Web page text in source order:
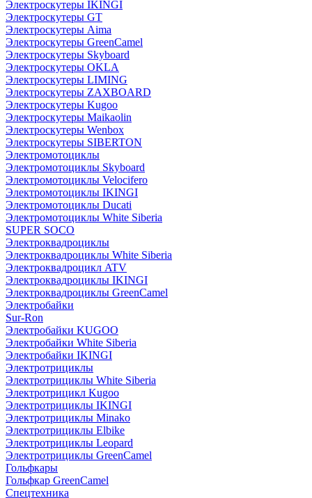
Электроскутеры IKINGI
Электроскутеры GT
Электроскутеры Aima
Электроскутеры GreenCamel
Электроскутеры Skyboard
Электроскутеры OKLA
Электроскутеры LIMING
Электроскутеры ZAXBOARD
Электроскутеры Kugoo
Электроскутеры Maikaolin
Электроскутеры Wenbox
Электроскутеры SIBERTON
Электромотоциклы
Электромотоциклы Skyboard
Электромотоциклы Velocifero
Электромотоциклы IKINGI
Электромотоциклы Ducati
Электромотоциклы White Siberia
SUPER SOCO
Электроквадроциклы
Электроквадроциклы White Siberia
Электроквадроцикл ATV
Электроквадроциклы IKINGI
Электроквадроциклы GreenCamel
Электробайки
Sur-Ron
Электробайки KUGOO
Электробайки White Siberia
Электробайки IKINGI
Электротрициклы
Электротрициклы White Siberia
Электротрицикл Kugoo
Электротрициклы IKINGI
Электротрициклы Minako
Электротрициклы Elbike
Электротрициклы Leopard
Электротрициклы GreenCamel
Гольфкары
Гольфкар GreenCamel
Спецтехника